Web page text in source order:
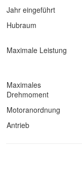
Jahr eingeführt
Hubraum
Maximale Leistung
Maximales
Drehmoment
Motoranordnung
Antrieb